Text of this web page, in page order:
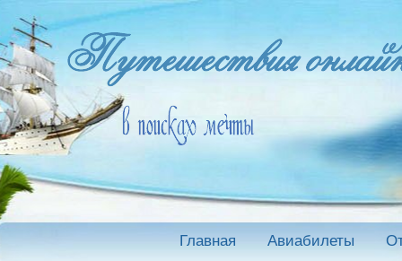
Главная Авиабилеты